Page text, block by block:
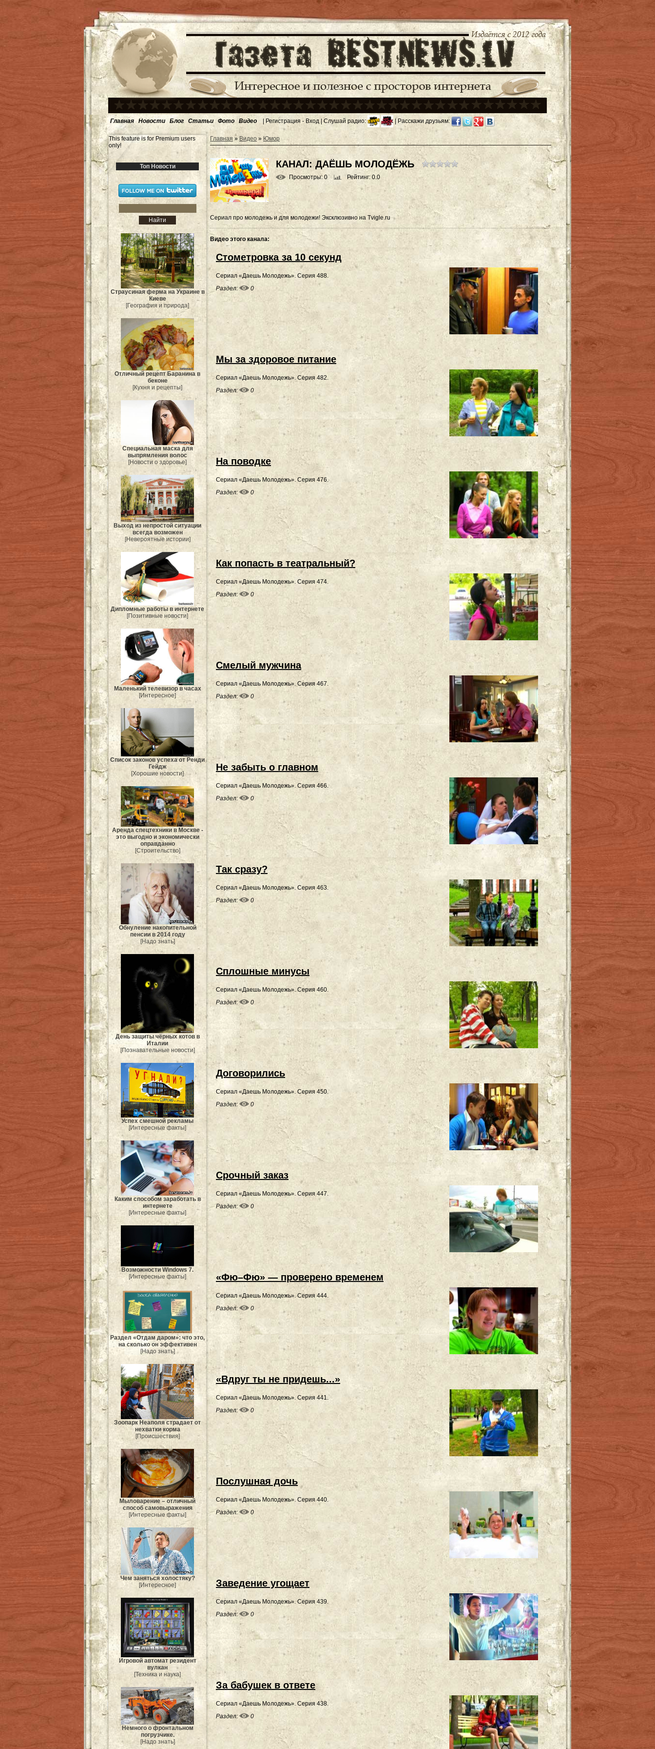
Главная Новости Блог Статьи Фото Видео | Регистрация - Вход | Слушай радио: | Расскажи друзьям:
This feature is for Premium users
only!
Топ Новости
Страусиная ферма на Украине в
Киеве
[География и природа]
Отличный рецепт Баранина в
беконе
[Кухня и рецепты]
Специальная маска для
выпрямления волос
[Новости о здоровье]
Выход из непростой ситуации
всегда возможен
[Невероятные истории]
Дипломные работы в интернете
[Позитивные новости]
Маленький телевизор в часах
[Интересное]
Список законов успеха от Ренди
Гейдж
[Хорошие новости]
Аренда спецтехники в Москве -
это выгодно и экономически
оправданно
[Строительство]
Обнуление накопительной
пенсии в 2014 году
[Надо знать]
День защиты чёрных котов в
Италии
[Познавательные новости]
Успех смешной рекламы
[Интересные факты]
Каким способом заработать в
интернете
[Интересные факты]
Возможности Windows 7.
[Интересные факты]
Раздел «Отдам даром»: что это,
на сколько он эффективен
[Надо знать]
Зоопарк Неаполя страдает от
нехватки корма
[Происшествия]
Мыловарение – отличный
способ самовыражения
[Интересные факты]
Чем заняться холостяку?
[Интересное]
Игровой автомат резидент
вулкан
[Техника и наука]
Немного о фронтальном
погрузчике.
[Надо знать]
Главная » Видео » Юмор
КАНАЛ: ДАЁШЬ МОЛОДЁЖЬ
Просмотры: 0 Рейтинг: 0.0
Сериал про молодежь и для молодежи! Эксклюзивно на Tvigle.ru
Видео этого канала:
Стометровка за 10 секунд
Сериал «Даешь Молодежь». Серия 488.
Раздел:
0
Мы за здоровое питание
Сериал «Даешь Молодежь». Серия 482.
Раздел:
0
На поводке
Сериал «Даешь Молодежь». Серия 476.
Раздел:
0
Как попасть в театральный?
Сериал «Даешь Молодежь». Серия 474.
Раздел:
0
Смелый мужчина
Сериал «Даешь Молодежь». Серия 467.
Раздел:
0
Не забыть о главном
Сериал «Даешь Молодежь». Серия 466.
Раздел:
0
Так сразу?
Сериал «Даешь Молодежь». Серия 463.
Раздел:
0
Сплошные минусы
Сериал «Даешь Молодежь». Серия 460.
Раздел:
0
Договорились
Сериал «Даешь Молодежь». Серия 450.
Раздел:
0
Срочный заказ
Сериал «Даешь Молодежь». Серия 447.
Раздел:
0
«Фю–Фю» — проверено временем
Сериал «Даешь Молодежь». Серия 444.
Раздел:
0
«Вдруг ты не придешь...»
Сериал «Даешь Молодежь». Серия 441.
Раздел:
0
Послушная дочь
Сериал «Даешь Молодежь». Серия 440.
Раздел:
0
Заведение угощает
Сериал «Даешь Молодежь». Серия 439.
Раздел:
0
За бабушек в ответе
Сериал «Даешь Молодежь». Серия 438.
Раздел:
0